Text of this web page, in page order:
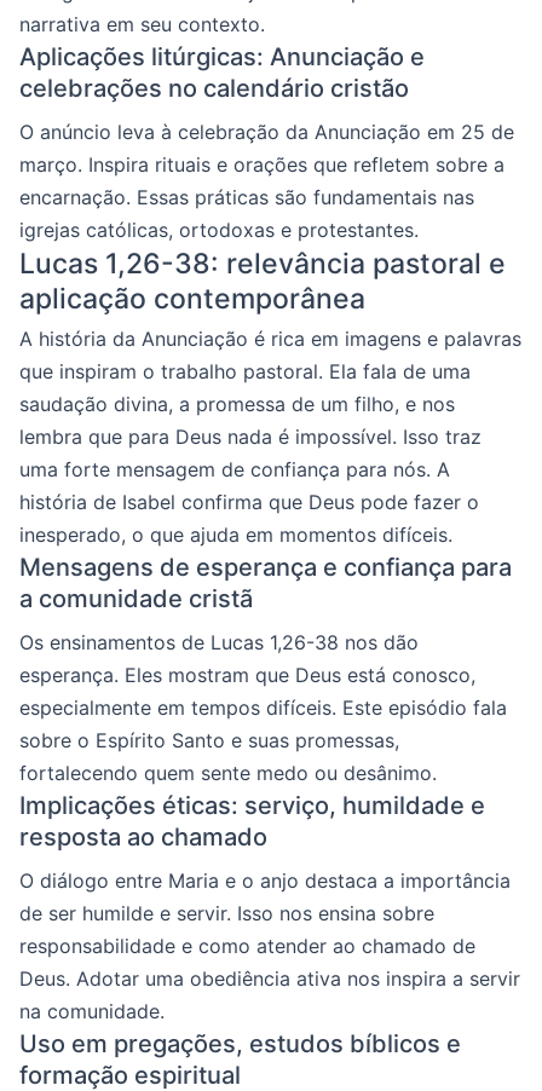
narrativa em seu contexto.
Aplicações litúrgicas: Anunciação e
celebrações no calendário cristão
O anúncio leva à celebração da Anunciação em 25 de
março. Inspira rituais e orações que refletem sobre a
encarnação. Essas práticas são fundamentais nas
igrejas católicas, ortodoxas e protestantes.
Lucas 1,26-38: relevância pastoral e
aplicação contemporânea
A história da Anunciação é rica em imagens e palavras
que inspiram o trabalho pastoral. Ela fala de uma
saudação divina, a promessa de um filho, e nos
lembra que para Deus nada é impossível. Isso traz
uma forte mensagem de confiança para nós. A
história de Isabel confirma que Deus pode fazer o
inesperado, o que ajuda em momentos difíceis.
Mensagens de esperança e confiança para
a comunidade cristã
Os ensinamentos de Lucas 1,26-38 nos dão
esperança. Eles mostram que Deus está conosco,
especialmente em tempos difíceis. Este episódio fala
sobre o Espírito Santo e suas promessas,
fortalecendo quem sente medo ou desânimo.
Implicações éticas: serviço, humildade e
resposta ao chamado
O diálogo entre Maria e o anjo destaca a importância
de ser humilde e servir. Isso nos ensina sobre
responsabilidade e como atender ao chamado de
Deus. Adotar uma obediência ativa nos inspira a servir
na comunidade.
Uso em pregações, estudos bíblicos e
formação espiritual